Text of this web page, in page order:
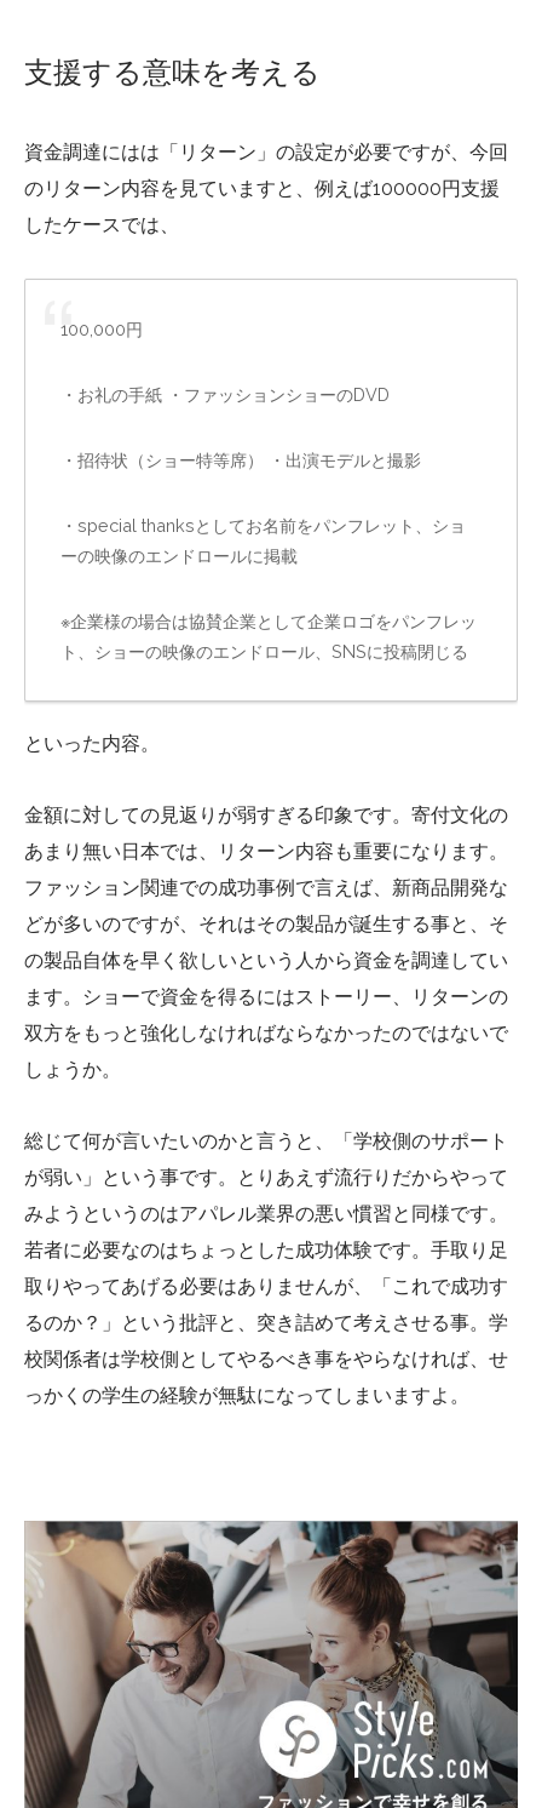
支援する意味を考える
資金調達にはは「リターン」の設定が必要ですが、今回
のリターン内容を見ていますと、例えば100000円支援
したケースでは、
100,000円
・お礼の手紙 ・ファッションショーのDVD
・招待状（ショー特等席） ・出演モデルと撮影
・special thanksとしてお名前をパンフレット、ショ
ーの映像のエンドロールに掲載
※企業様の場合は協賛企業として企業ロゴをパンフレッ
ト、ショーの映像のエンドロール、SNSに投稿閉じる
といった内容。
金額に対しての見返りが弱すぎる印象です。寄付文化の
あまり無い日本では、リターン内容も重要になります。
ファッション関連での成功事例で言えば、新商品開発な
どが多いのですが、それはその製品が誕生する事と、そ
の製品自体を早く欲しいという人から資金を調達してい
ます。ショーで資金を得るにはストーリー、リターンの
双方をもっと強化しなければならなかったのではないで
しょうか。
総じて何が言いたいのかと言うと、「学校側のサポート
が弱い」という事です。とりあえず流行りだからやって
みようというのはアパレル業界の悪い慣習と同様です。
若者に必要なのはちょっとした成功体験です。手取り足
取りやってあげる必要はありませんが、「これで成功す
るのか？」という批評と、突き詰めて考えさせる事。学
校関係者は学校側としてやるべき事をやらなければ、せ
っかくの学生の経験が無駄になってしまいますよ。